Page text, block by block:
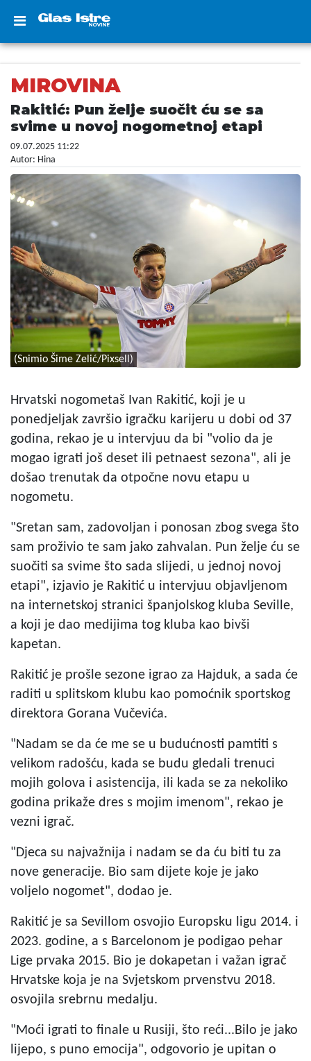
MIROVINA
Rakitić: Pun želje suočit ću se sa
svime u novoj nogometnoj etapi
09.07.2025 11:22
Autor: Hina
(Snimio Šime Zelić/Pixsell)
Hrvatski nogometaš Ivan Rakitić, koji je u
ponedjeljak završio igračku karijeru u dobi od 37
godina, rekao je u intervjuu da bi "volio da je
mogao igrati još deset ili petnaest sezona", ali je
došao trenutak da otpočne novu etapu u
nogometu.
"Sretan sam, zadovoljan i ponosan zbog svega što
sam proživio te sam jako zahvalan. Pun želje ću se
suočiti sa svime što sada slijedi, u jednoj novoj
etapi", izjavio je Rakitić u intervjuu objavljenom
na internetskoj stranici španjolskog kluba Seville,
a koji je dao medijima tog kluba kao bivši
kapetan.
Rakitić je prošle sezone igrao za Hajduk, a sada će
raditi u splitskom klubu kao pomoćnik sportskog
direktora Gorana Vučevića.
"Nadam se da će me se u budućnosti pamtiti s
velikom radošću, kada se budu gledali trenuci
mojih golova i asistencija, ili kada se za nekoliko
godina prikaže dres s mojim imenom", rekao je
vezni igrač.
"Djeca su najvažnija i nadam se da ću biti tu za
nove generacije. Bio sam dijete koje je jako
voljelo nogomet", dodao je.
Rakitić je sa Sevillom osvojio Europsku ligu 2014. i
2023. godine, a s Barcelonom je podigao pehar
Lige prvaka 2015. Bio je dokapetan i važan igrač
Hrvatske koja je na Svjetskom prvenstvu 2018.
osvojila srebrnu medalju.
"Moći igrati to finale u Rusiji, što reći...Bilo je jako
lijepo, s puno emocija", odgovorio je upitan o